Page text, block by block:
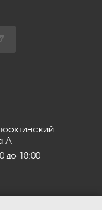
А
до 18:00